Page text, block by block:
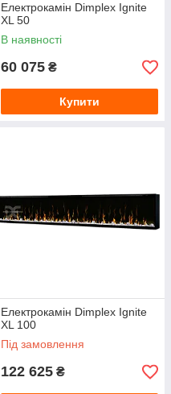
Електрокамін Dimplex Ignite
XL 50
В наявності
60 075 ₴
Купити
Електрокамін Dimplex Ignite
XL 100
Під замовлення
122 625 ₴